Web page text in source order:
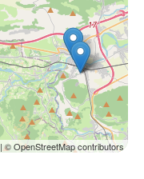
| © OpenStreetMap contributors